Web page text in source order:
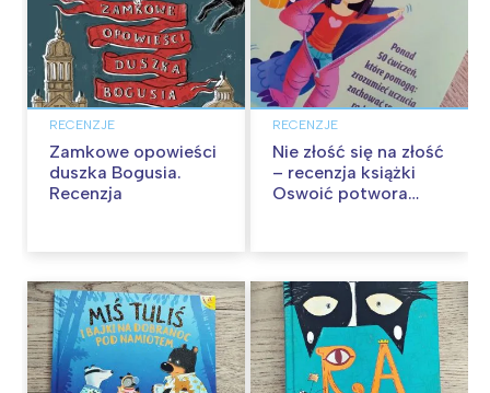
RECENZJE
Zamkowe opowieści
duszka Bogusia.
Recenzja
RECENZJE
Nie złość się na złość
– recenzja książki
Oswoić potwora